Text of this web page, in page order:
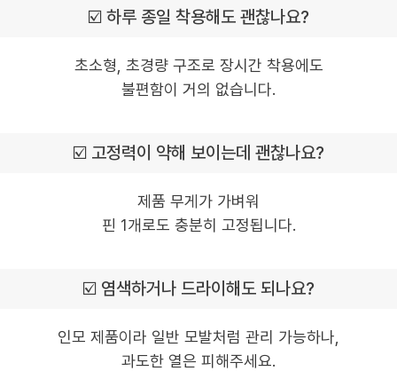
☑️ 하루 종일 착용해도 괜찮나요?
초소형, 초경량 구조로 장시간 착용에도
불편함이 거의 없습니다.
☑️ 고정력이 약해 보이는데 괜찮나요?
제품 무게가 가벼워
핀 1개로도 충분히 고정됩니다.
☑️ 염색하거나 드라이해도 되나요?
인모 제품이라 일반 모발처럼 관리 가능하나,
과도한 열은 피해주세요.